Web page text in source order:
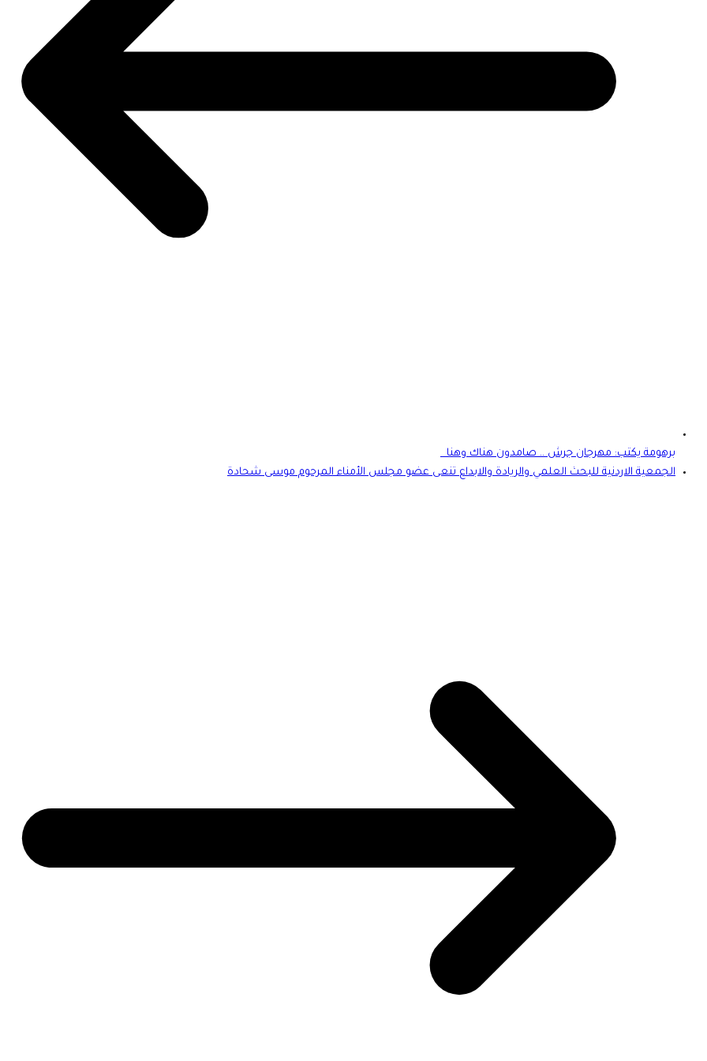
برهومة يكتب: مهرجان جرش .. صامدون هناك وهنا
الجمعية الاردنية للبحث العلمي والريادة والابداع تنعى عضو مجلس الأمناء المرحوم موسى شحادة